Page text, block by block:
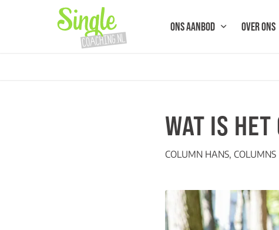
ONS AANBOD OVER ONS
WAT IS
COLUMN HANS, COLUMNS